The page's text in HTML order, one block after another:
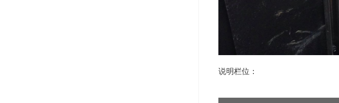
说明栏位：